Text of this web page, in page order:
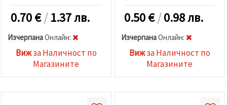
0.70€/1.37 лв.
ИзчерпанаOнлайн:
Вижза Наличност по
Магазините
0.50€/0.98 лв.
ИзчерпанаOнлайн:
Вижза Наличност по
Магазините